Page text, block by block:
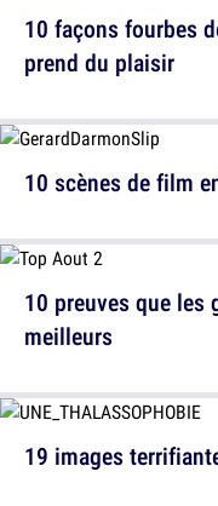
10 façons fourbes
prend du plaisir
10 preuves que les
meilleurs
10 scènes de film
19 images